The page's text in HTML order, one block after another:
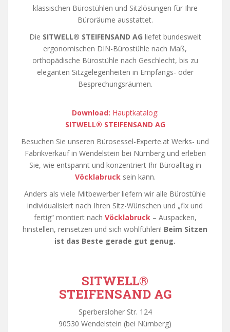
klassischen Bürostühlen und Sitzlösungen für Ihre
Büroräume ausstattet.
Die SITWELL® STEIFENSAND AG liefet bundesweit
ergonomischen DIN-Bürostühle nach Maß,
orthopädische Bürostühle nach Geschlecht, bis zu
eleganten Sitzgelegenheiten in Empfangs- oder
Besprechungsräumen.
Download: Hauptkatalog:
SITWELL® STEIFENSAND AG
Besuchen Sie unseren Bürosessel-Experte.at Werks- und
Fabrikverkauf in Wendelstein bei Nürnberg und erleben
Sie, wie entspannt und konzentriert Ihr Büroalltag in
Vöcklabrucksein kann.
Anders als viele Mitbewerber liefern wir alle Bürostühle
individualisiert nach Ihren Sitz-Wünschen und „fix und
fertig“ montiert nach Vöcklabruck– Auspacken,
hinstellen, reinsetzen und sich wohlfühlen! Beim Sitzen
ist das Beste gerade gut genug.
SITWELL®
STEIFENSAND AG
Sperbersloher Str. 124
90530 Wendelstein (bei Nürnberg)